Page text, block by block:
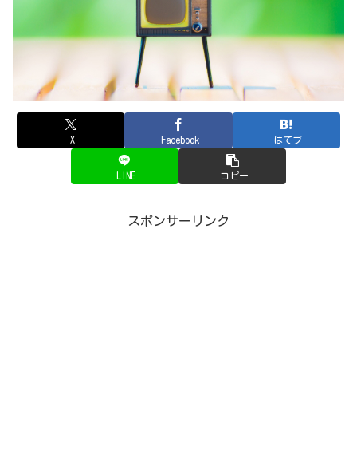
X Facebook はてブ
LINE コピー
スポンサーリンク